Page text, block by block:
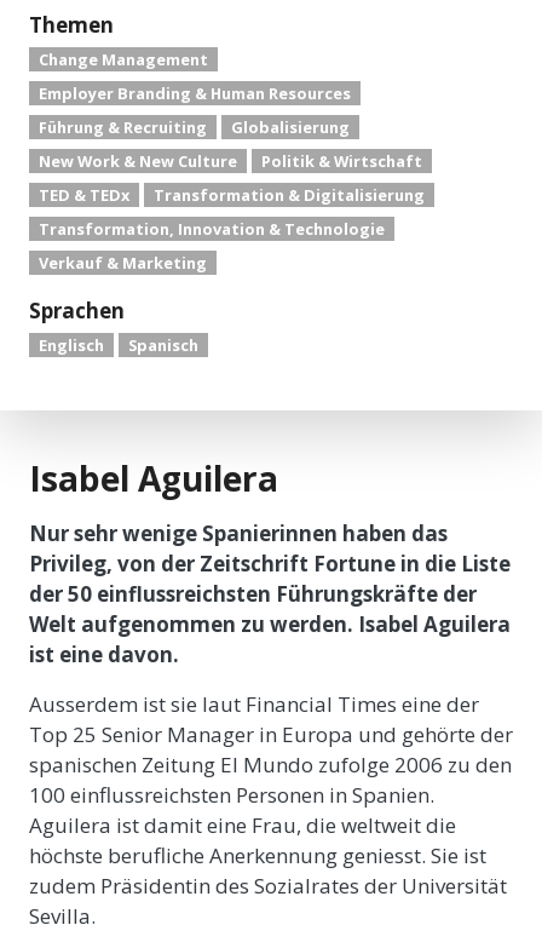
Themen
Change Management
Employer Branding & Human Resources
Führung & Recruiting
Globalisierung
New Work & New Culture
Politik & Wirtschaft
TED & TEDx
Transformation & Digitalisierung
Transformation, Innovation & Technologie
Verkauf & Marketing
Sprachen
Englisch Spanisch
Isabel Aguilera
Nur sehr wenige Spanierinnen haben das
Privileg, von der Zeitschrift Fortune in die Liste
der 50 einflussreichsten Führungskräfte der
Welt aufgenommen zu werden. Isabel Aguilera
ist eine davon.
Ausserdem ist sie laut Financial Times eine der
Top 25 Senior Manager in Europa und gehörte der
spanischen Zeitung El Mundo zufolge 2006 zu den
100 einflussreichsten Personen in Spanien.
Aguilera ist damit eine Frau, die weltweit die
höchste berufliche Anerkennung geniesst. Sie ist
zudem Präsidentin des Sozialrates der Universität
Sevilla.